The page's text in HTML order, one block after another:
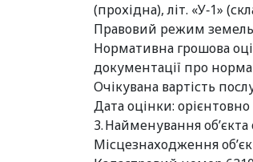
(прохідна), літ. «У‑1»
Правовий режим
Нормативна грошова
документації про
Очікувана вартість
Дата оцінки: орієнтовно
3. Найменування
Місцезнаходження